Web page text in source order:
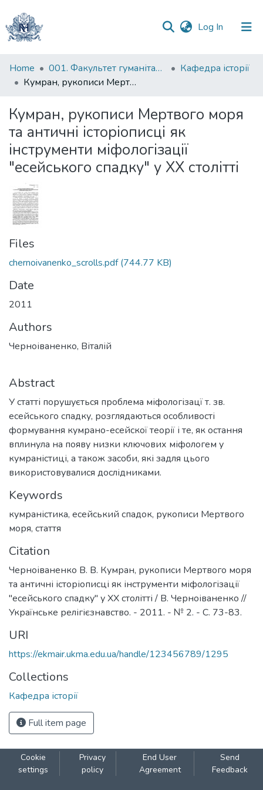
Log In (current)
Communities
&
All of DSpace
Statistics
Home 001. Факультет гуманітарних наук
Кафедра історії
Кумран, рукописи Мертвого моря та античні історіописці як інструменти міфологізації "есейського спадку" у ХХ столітті
Кумран, рукописи Мертвого моря
та античні історіописці як
інструменти міфологізації
"есейського спадку" у ХХ столітті
Files
chernoivanenko_scrolls.pdf(744.77 KB)
Date
2011
Authors
Черноіваненко, Віталій
Abstract
У статті порушується проблема міфологізацї т. зв.
есейського спадку, розглядаються особливості
формування кумрано-есейскої теорії і те, як остання
вплинула на появу низки ключових міфологем у
кумраністиці, а також засоби, які задля цього
використовувалися дослідниками.
Keywords
кумраністика, есейський спадок, рукописи Мертвого
моря, стаття
Citation
Черноіваненко В. В. Кумран, рукописи Мертвого моря
та античні історіописці як інструменти міфологізації
"есейського спадку" у ХХ столітті / В. Черноіваненко //
Українське релігієзнавство. - 2011. - № 2. - С. 73-83.
URI
https://ekmair.ukma.edu.ua/handle/123456789/1295
Collections
Кафедра історії
Full item page
Cookie
settings
Privacy
policy
End User
Agreement
Send
Feedback